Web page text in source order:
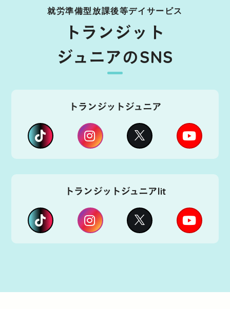
就労準備型放課後等デイサービス
トランジット
ジュニアのSNS
トランジットジュニア
トランジットジュニアlit